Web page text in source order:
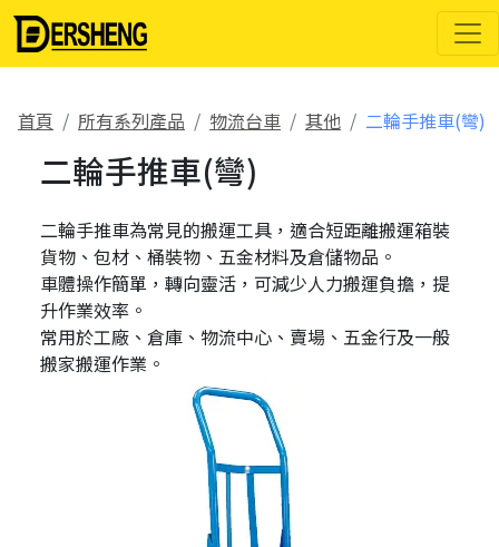
二輪手推車(彎)｜物流台車｜得貹上好輪"/> 二輪手推車(彎)｜物
流台車｜得貹上好輪" />
首頁 所有系列產品 物流台車 其他 二輪手推車(彎)
二輪手推車(彎)
二輪手推車為常見的搬運工具，適合短距離搬運箱裝
貨物、包材、桶裝物、五金材料及倉儲物品。
車體操作簡單，轉向靈活，可減少人力搬運負擔，提
升作業效率。
常用於工廠、倉庫、物流中心、賣場、五金行及一般
搬家搬運作業。